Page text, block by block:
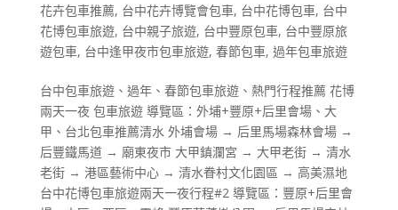
花卉包車推薦, 台中花卉博覽會包車, 台中花博包車, 台中
花博包車旅遊, 台中親子旅遊, 台中豐原包車, 台中豐原旅
遊包車, 台中逢甲夜市包車旅遊, 春節包車, 過年包車旅遊
台中包車旅遊、過年、春節包車旅遊、熱門行程推薦 花博
兩天一夜 包車旅遊 導覽區：外埔+豐原+后里會場、大
甲、台北包車推薦清水 外埔會場 → 后里馬場森林會場 →
后豐鐵馬道 → 廟東夜市 大甲鎮瀾宮 → 大甲老街 → 清水
老街 → 港區藝術中心 → 清水眷村文化園區 → 高美濕地
台中花博包車旅遊兩天一夜行程#2 導覽區：豐原+后里會